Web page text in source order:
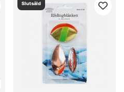
Slutsåld